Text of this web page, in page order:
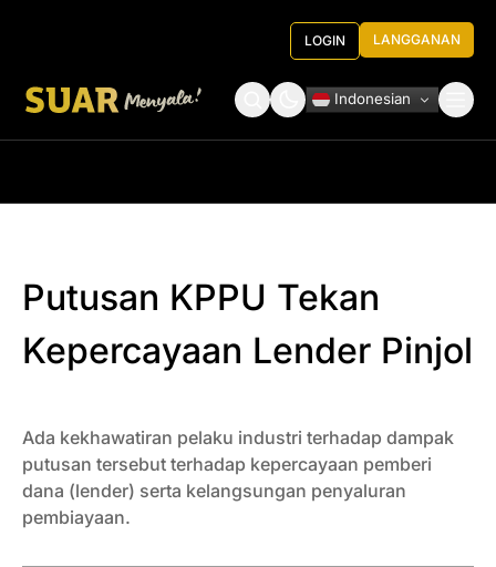
LOGIN LANGGANAN
Indonesian
Putusan KPPU Tekan
Kepercayaan Lender Pinjol
Ada kekhawatiran pelaku industri terhadap dampak
putusan tersebut terhadap kepercayaan pemberi
dana (lender) serta kelangsungan penyaluran
pembiayaan.